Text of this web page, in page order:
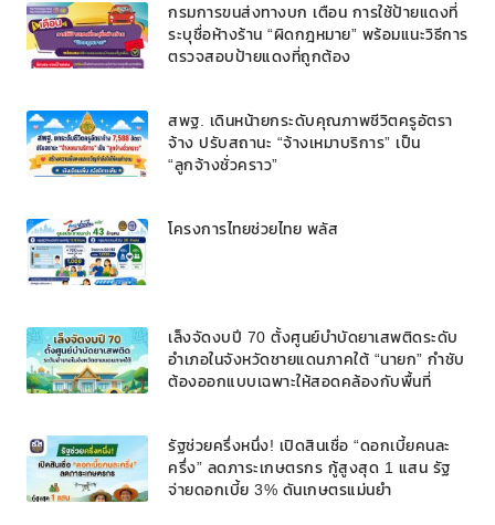
กรมการขนส่งทางบก เตือน การใช้ป้ายแดงที่
ระบุชื่อห้างร้าน “ผิดกฎหมาย” พร้อมแนะวิธีการ
ตรวจสอบป้ายแดงที่ถูกต้อง
สพฐ. เดินหน้ายกระดับคุณภาพชีวิตครูอัตรา
จ้าง ปรับสถานะ “จ้างเหมาบริการ” เป็น
“ลูกจ้างชั่วคราว”
โครงการไทยช่วยไทย พลัส
เล็งจัดงบปี 70 ตั้งศูนย์บำบัดยาเสพติดระดับ
อำเภอในจังหวัดชายแดนภาคใต้ “นายก” กำชับ
ต้องออกแบบเฉพาะให้สอดคล้องกับพื้นที่
รัฐช่วยครึ่งหนึ่ง! เปิดสินเชื่อ “ดอกเบี้ยคนละ
ครึ่ง” ลดภาระเกษตรกร กู้สูงสุด 1 แสน รัฐ
จ่ายดอกเบี้ย 3% ดันเกษตรแม่นยำ